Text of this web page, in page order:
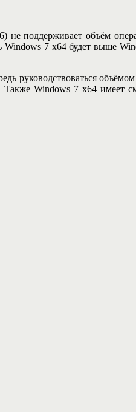
не поддерживает объём
Windows 7 x64 будет выше
руководствоваться
Windows 7 x64 имеет